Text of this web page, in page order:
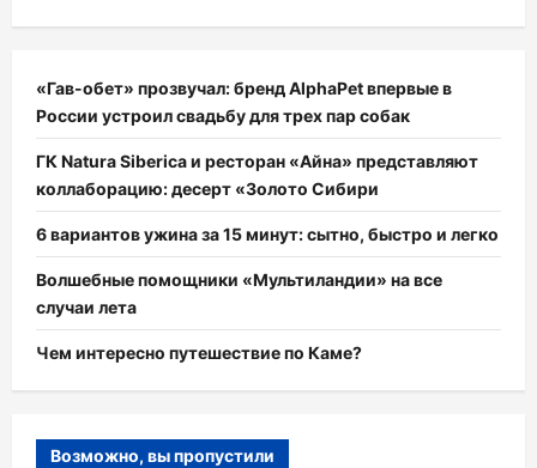
«Гав-обет» прозвучал: бренд AlphaPet впервые в
России устроил свадьбу для трех пар собак
ГК Natura Siberica и ресторан «Айна» представляют
коллаборацию: десерт «Золото Сибири
6 вариантов ужина за 15 минут: сытно, быстро и легко
Волшебные помощники «Мультиландии» на все
случаи лета
Чем интересно путешествие по Каме?
Возможно, вы пропустили